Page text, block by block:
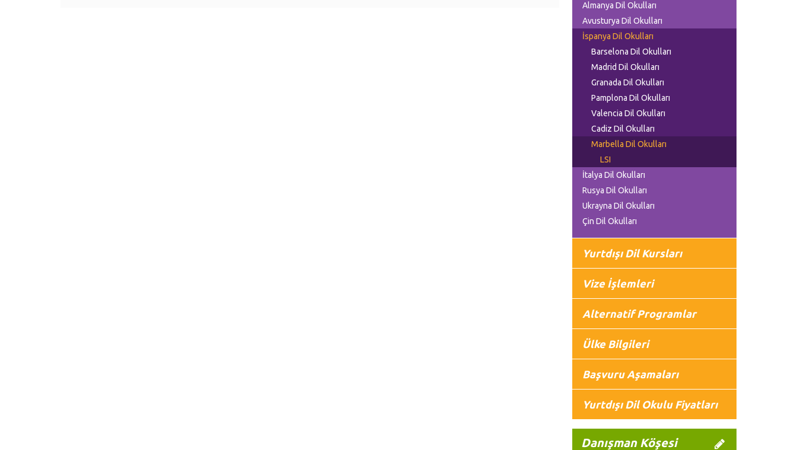
Almanya Dil Okulları
Avusturya Dil Okulları
İspanya Dil Okulları
Barselona Dil Okulları
Madrid Dil Okulları
Granada Dil Okulları
Pamplona Dil Okulları
Valencia Dil Okulları
Cadiz Dil Okulları
Marbella Dil Okulları
LSI
İtalya Dil Okulları
Rusya Dil Okulları
Ukrayna Dil Okulları
Çin Dil Okulları
Yurtdışı Dil Kursları
Vize İşlemleri
Alternatif Programlar
Ülke Bilgileri
Başvuru Aşamaları
Yurtdışı Dil Okulu Fiyatları
Danışman Köşesi